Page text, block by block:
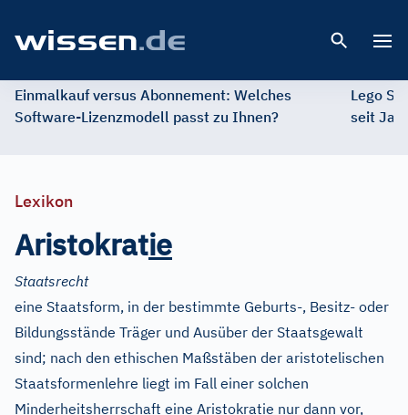
Einmalkauf versus Abonnement: Welches
Software-Lizenzmodell passt zu Ihnen?
Lego
seit
Lexikon
Aristokratie
Staatsrecht
eine Staatsform, in der bestimmte Geburts-, Besitz- oder
Bildungsstände Träger und Ausüber der Staatsgewalt
sind; nach den ethischen Maßstäben der aristotelischen
Staatsformenlehre liegt im Fall einer solchen
Minderheitsherrschaft eine Aristokratie nur dann vor,